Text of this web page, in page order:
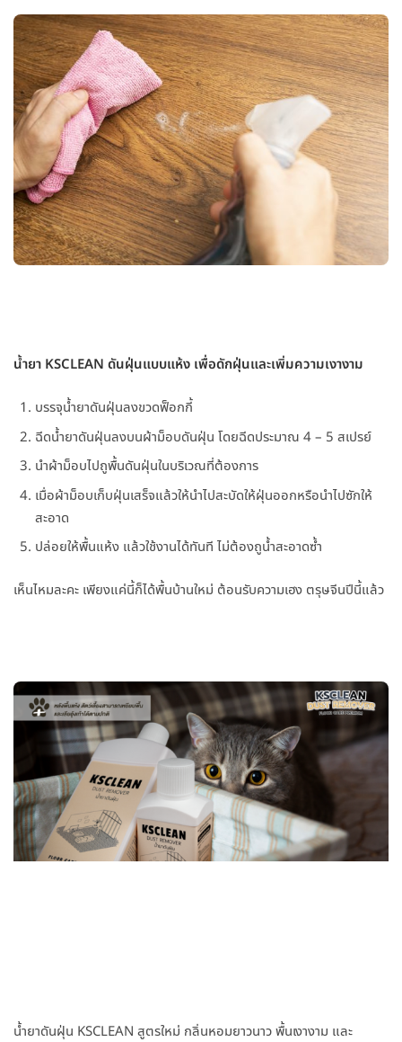
น้ำยา KSCLEAN ดันฝุ่นแบบแห้ง เพื่อดักฝุ่นและเพิ่มความเงางาม
บรรจุน้ำยาดันฝุ่นลงขวดฟ็อกกี้
ฉีดน้ำยาดันฝุ่นลงบนผ้าม็อบดันฝุ่น โดยฉีดประมาณ 4 – 5 สเปรย์
นำผ้าม็อบไปถูพื้นดันฝุ่นในบริเวณที่ต้องการ
เมื่อผ้าม็อบเก็บฝุ่นเสร็จแล้วให้นำไปสะบัดให้ฝุ่นออกหรือนำไปซักให้
สะอาด
ปล่อยให้พื้นแห้ง แล้วใช้งานได้ทันที ไม่ต้องถูน้ำสะอาดซ้ำ
เห็นไหมละคะ เพียงแค่นี้ก็ได้พื้นบ้านใหม่ ต้อนรับความเฮง ตรุษจีนปีนี้แล้ว
น้ำยาดันฝุ่น KSCLEAN สูตรใหม่ กลิ่นหอมยาวนาว พื้นเงางาม และ